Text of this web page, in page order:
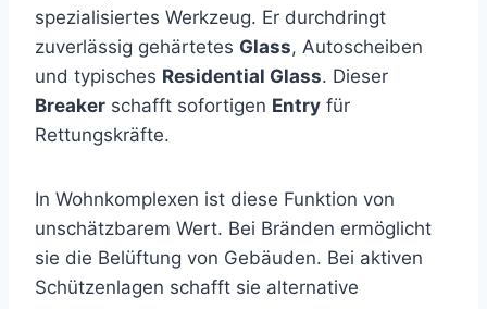
spezialisiertes Werkzeug. Er durchdringt
zuverlässig gehärtetes Glass, Autoscheiben
und typisches Residential Glass. Dieser
Breaker schafft sofortigen Entry für
Rettungskräfte.
In Wohnkomplexen ist diese Funktion von
unschätzbarem Wert. Bei Bränden ermöglicht
sie die Belüftung von Gebäuden. Bei aktiven
Schützenlagen schafft sie alternative